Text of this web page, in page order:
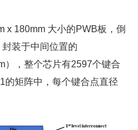
x 180mm 大小的PWB板，倒
装于中间位置的
），整个芯片有2597个键合
的矩阵中，每个键合点直径